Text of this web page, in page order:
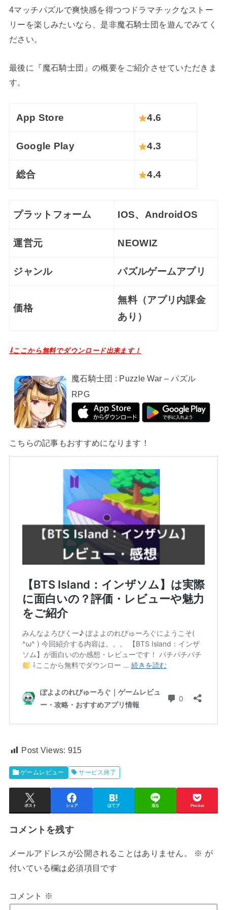
4マッチパズルで爽快感を得つつドラマチックなストー
リーを楽しみたいなら、是非魔石騎士団を遊んでみてく
ださい。
最後に『魔石騎士団』の概要をご紹介させていただきま
す。
App Store 4.6
Google Play 4.3
総合 4.4
プラットフォーム IOS、AndroidOS
運営元 NEOWIZ
ジャンル パズルゲームアプリ
価格
無料（アプリ内課金
あり）
⇩ここから無料でダウンロード出来ます！
魔石騎士団 : Puzzle War – パズル
RPG
こちらの記事もおすすめになります！
Post Views: 915
ゲームレビュー サービス終了
ポスト シェア はてブ 送る Pocket
コメントを残す
メールアドレスが公開されることはありません。 ※ が
付いている欄は必須項目です
コメント ※